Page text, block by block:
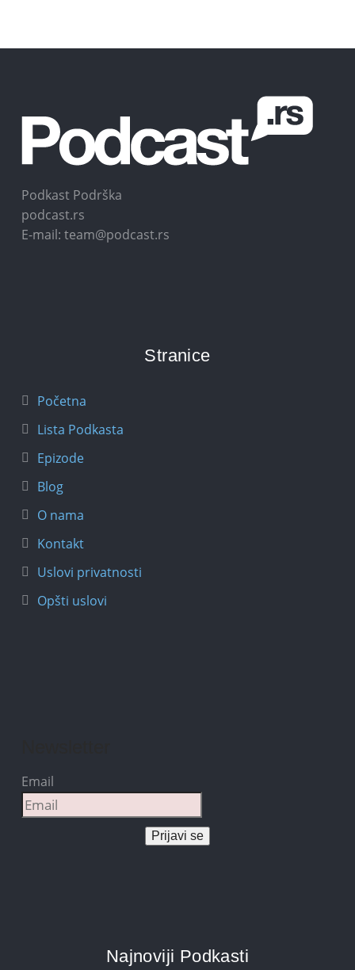
Podkast Podrška
podcast.rs
E-mail: team@podcast.rs
Stranice
Početna
Lista Podkasta
Epizode
Blog
O nama
Kontakt
Uslovi privatnosti
Opšti uslovi
Email
Prijavi se
Najnoviji Podkasti